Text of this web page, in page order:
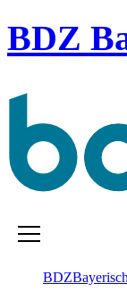
BDZ
BDZ